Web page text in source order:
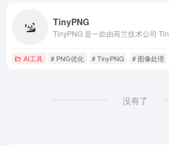
TinyPNG
AI工具 # PNG优化 # TinyPNG # 图像处理
没有了